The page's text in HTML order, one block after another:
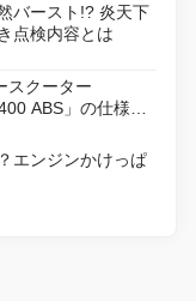
バースト!? 炎天下
点検内容とは
スクーター
ABS」の仕様を
エンジンかけっぱ